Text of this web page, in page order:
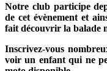
Notre club participe
de cet évènement et
fait découvrir la balade
Inscrivez-vous
voir un enfant qui ne